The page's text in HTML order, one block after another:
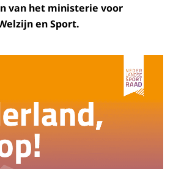
van het ministerie voor
en Sport.
van de buitenkant van het advies